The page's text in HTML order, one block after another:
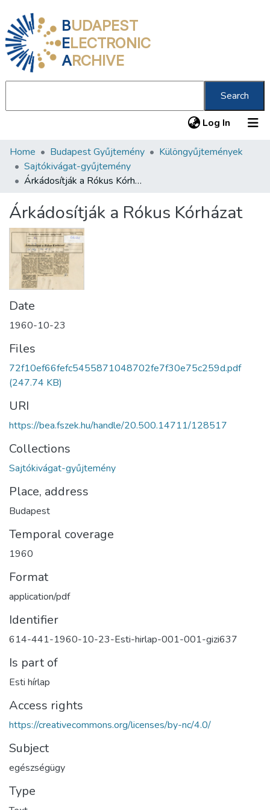
BUDAPEST
ELECTRONIC
ARCHIVE
Search
Log In (current)
Communities & Collections
All of DSpace
Statistics
About us
Home Budapest Gyűjtemény
Különgyűjtemények
Sajtókivágat-gyűjtemény
Árkádosítják a Rókus Kórházat
Árkádosítják a Rókus Kórházat
Date
1960-10-23
Files
72f10ef66fefc5455871048702fe7f30e75c259d.pdf
(247.74 KB)
URI
https://bea.fszek.hu/handle/20.500.14711/128517
Collections
Sajtókivágat-gyűjtemény
Place, address
Budapest
Temporal coverage
1960
Format
application/pdf
Identifier
614-441-1960-10-23-Esti-hirlap-001-001-gizi637
Is part of
Esti hírlap
Access rights
https://creativecommons.org/licenses/by-nc/4.0/
Subject
egészségügy
Type